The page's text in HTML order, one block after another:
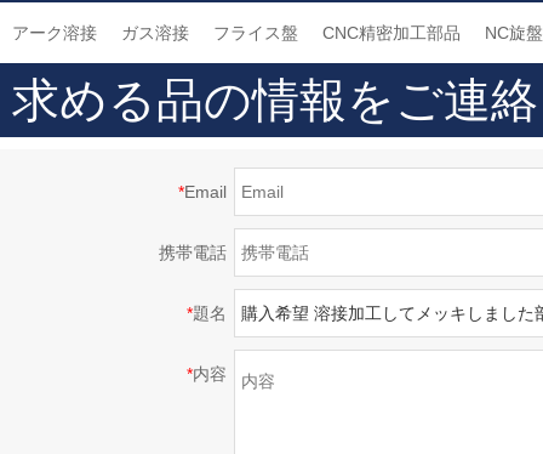
アーク溶接 ガス溶接 フライス盤 CNC精密加工部品 NC旋盤
求める品の情報をご連
*Email
携帯電話
*題名
*内容